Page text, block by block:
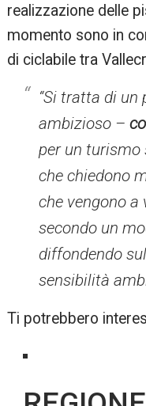
realizzazione delle
momento sono in
di ciclabile tra
“Si tratta di
ambizioso –
per un turismo
che chiedono
che vengono a
secondo un
diffondendo
sensibilità
Ti potrebbero